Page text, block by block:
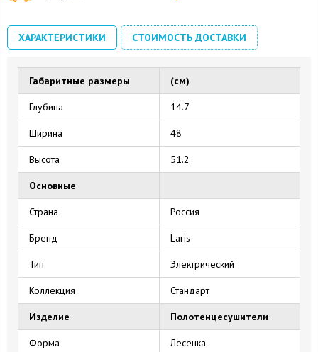
ХАРАКТЕРИСТИКИ СТОИМОСТЬ ДОСТАВКИ
Габаритные размеры (см)
Глубина 14.7
Ширина 48
Высота 51.2
Основные
Страна Россия
Бренд Laris
Тип Электрический
Коллекция Стандарт
Изделие Полотенцесушители
Форма Лесенка